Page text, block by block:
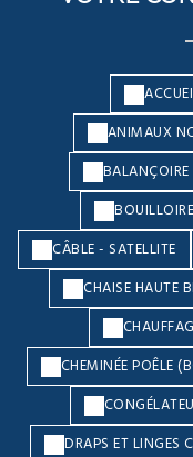
ANIMAUX
BALANÇOIRE
CÂBLE - SATELLITE
CHAISE HAUTE
CHEMINÉE POÊLE
DRAPS ET LINGES